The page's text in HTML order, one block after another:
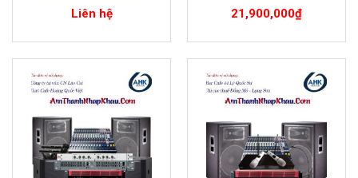
Liên hệ
21,900,000₫